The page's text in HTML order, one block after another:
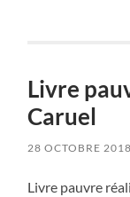
Livre
Caruel
28 OCTOBRE 2018
Livre pauvre